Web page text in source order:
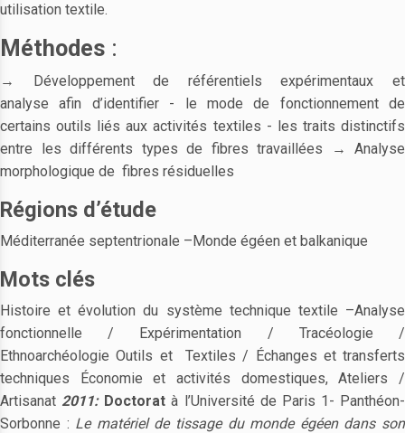
utilisation textile.
Méthodes :
→ Développement de référentiels expérimentaux et
analyse afin d’identifier - le mode de fonctionnement de
certains outils liés aux activités textiles - les traits distinctifs
entre les différents types de fibres travaillées → Analyse
morphologique de fibres résiduelles
Régions d’étude
Méditerranée septentrionale –Monde égéen et balkanique
Mots clés
Histoire et évolution du système technique textile –Analyse
fonctionnelle / Expérimentation / Tracéologie /
Ethnoarchéologie Outils et Textiles / Échanges et transferts
techniques Économie et activités domestiques, Ateliers /
Artisanat 2011: Doctorat à l’Université de Paris 1- Panthéon-
Sorbonne : Le matériel de tissage du monde égéen dans son